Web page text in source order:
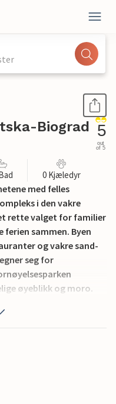
Biograd 5
out
of 5
0 Kjæledyr
med felles
i den vakre
rette valget for familier
ferien sammen. Byen
og vakre sand-
seg for
øyeblikk og moro.
Krka og Kornati.
og Ibenik, som er kjent